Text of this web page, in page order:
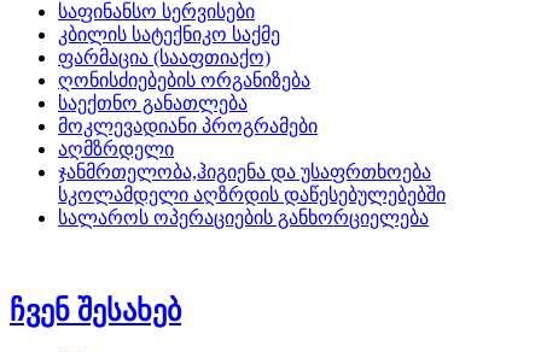
საფინანსო სერვისები
კბილის სატექნიკო საქმე
ფარმაცია (სააფთიაქო)
ღონისძიებების ორგანიზება
საექთნო განათლება
მოკლევადიანი პროგრამები
აღმზრდელი
ჯანმრთელობა,ჰიგიენა და უსაფრთხოება
სკოლამდელი აღზრდის დაწესებულებებში
სალაროს ოპერაციების განხორციელება
ჩვენ შესახებ